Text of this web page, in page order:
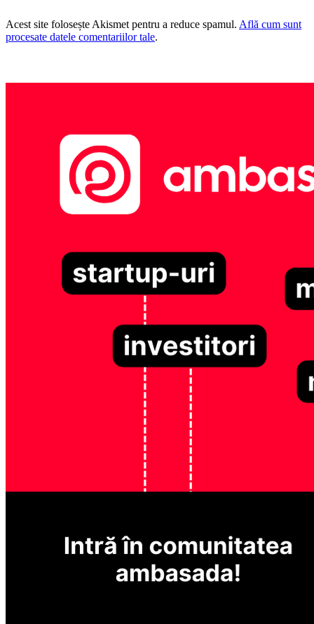
Acest site folosește Akismet pentru a reduce spamul. Află cum sunt
procesate datele comentariilor tale.